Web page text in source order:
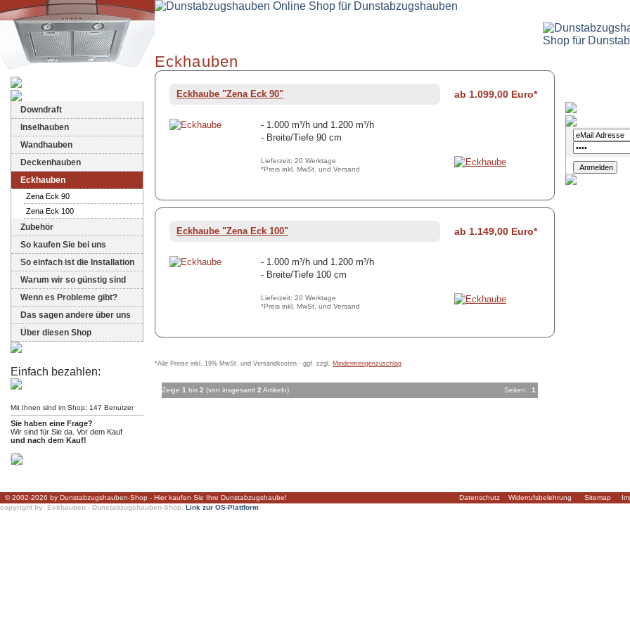
Downdraft
Inselhauben
Wandhauben
Deckenhauben
Eckhauben
Zena Eck 90
Zena Eck 100
Zubehör
So kaufen Sie bei uns
So einfach ist die Installation
Warum wir so günstig sind
Wenn es Probleme gibt?
Das sagen andere über uns
Über diesen Shop
Einfach bezahlen:
Mit Ihnen sind im Shop: 147 Benutzer
Sie haben eine Frage?
Wir sind für Sie da. Vor dem Kauf
und nach dem Kauf!
Eckhauben
Eckhaube "Zena Eck 90" ab 1.099,00 Euro*
- 1.000 m³/h und 1.200 m³/h
- Breite/Tiefe 90 cm
Lieferzeit: 20 Werktage
*Preis inkl. MwSt. und Versand
Eckhaube "Zena Eck 100" ab 1.149,00 Euro*
- 1.000 m³/h und 1.200 m³/h
- Breite/Tiefe 100 cm
Lieferzeit: 20 Werktage
*Preis inkl. MwSt. und Versand
*Alle Preise inkl. 19% MwSt. und Versandkosten - ggf. zzgl. Mindermengenzuschlag
Zeige 1 bis 2 (von insgesamt 2 Artikeln) Seiten: 1
© 2002-2026 by Dunstabzugshauben-Shop - Hier kaufen Sie Ihre Dunstabzugshaube! Datenschutz Widerrufsbelehrung Sitemap
copyright by: Eckhauben - Dunstabzugshauben-Shop. Link zur OS-Plattform